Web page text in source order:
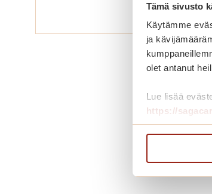
Tämä sivusto
Käytämme
ja
olet antanut
Lue lisää
https://